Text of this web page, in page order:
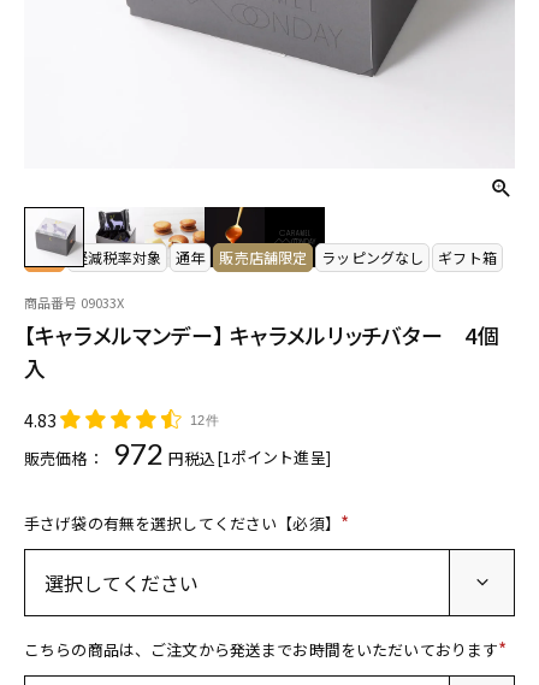
常温 軽減税率対象 通年 販売店舗限定 ラッピングなし ギフト箱
商品番号 09033X
【キャラメルマンデー】 キャラメルリッチバター 4個
入
4.83 12件
販売価格： 972 税込[1ポイント進呈]
手さげ袋の有無を選択してください【必須】
(
こちらの商品は、ご注文から発送までお時間をいただいております
(